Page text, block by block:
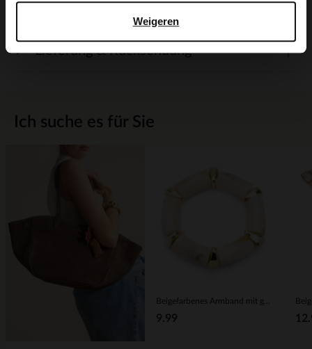
Weigeren
Ich suche es für Sie
9.99
Produktdetails
Lieferung & Rücksendung